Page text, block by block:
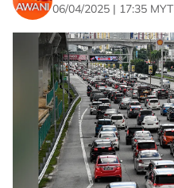
06/04/2025 | 17:35 MYT